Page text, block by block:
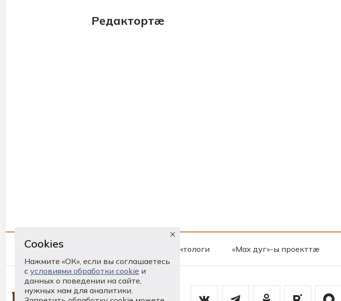
Редактортæ
Рубрикæтæ Ирон литературæйы антологи «Мах дуг»-ы проекттæ
Cookies
Нажмите «ОК», если вы соглашаетесь
с условиями обработки cookie и
данных о поведении на сайте,
нужных нам для аналитики.